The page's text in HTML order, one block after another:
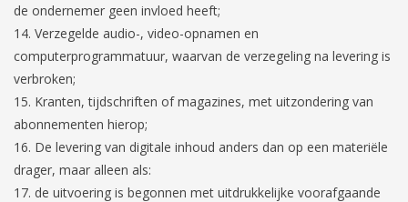
de ondernemer geen invloed heeft;
Verzegelde audio-, video-opnamen en
computerprogrammatuur, waarvan de verzegeling na levering is
verbroken;
Kranten, tijdschriften of magazines, met uitzondering van
abonnementen hierop;
De levering van digitale inhoud anders dan op een materiële
drager, maar alleen als:
de uitvoering is begonnen met uitdrukkelijke voorafgaande